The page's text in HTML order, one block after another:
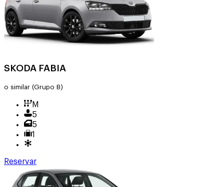
SKODA FABIA
o similar (Grupo B)
M
5
5
1
Reservar